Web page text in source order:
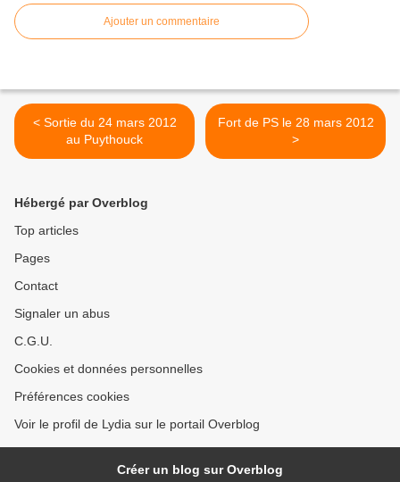
Ajouter un commentaire
< Sortie du 24 mars 2012
au Puythouck
Fort de PS le 28 mars 2012
>
Hébergé par Overblog
Top articles
Pages
Contact
Signaler un abus
C.G.U.
Cookies et données personnelles
Préférences cookies
Voir le profil de Lydia sur le portail Overblog
Créer un blog sur Overblog